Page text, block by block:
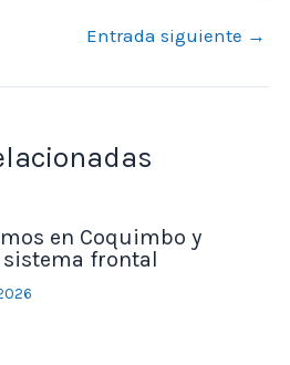
Entrada siguiente →
en Coquimbo y
frontal